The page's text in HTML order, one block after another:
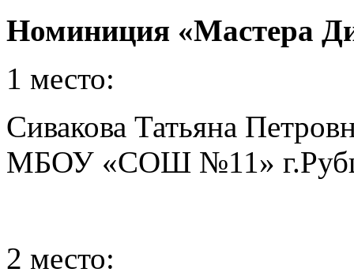
Номиниция «Мастера
1 место:
Сивакова Татьяна
МБОУ «СОШ №11»
2 место: